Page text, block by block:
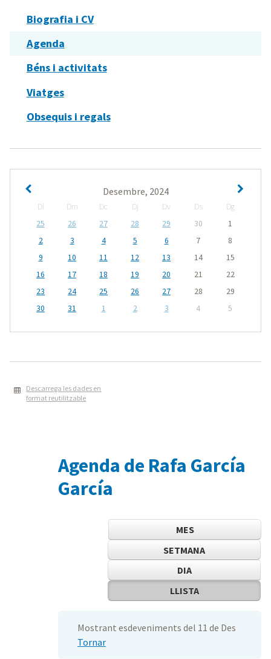
Biografia i CV
Agenda
Béns i activitats
Viatges
Obsequis i regals
Desembre, 2024
Dl Dm Dc Dj Dv Ds
Dg
25
26 27 28 29 30
1
2
3 4 5 6 7
8
9
10 11 12 13 14
15
16
17 18 19 20 21
22
23
24 25 26 27 28
29
30
31 1 2 3 4 5
Descarrega les dades en
format reutilitzable
Agenda de Rafa García
García
MES
SETMANA
DIA
LLISTA
Mostrant esdeveniments del 11 de Des
Tornar